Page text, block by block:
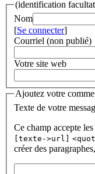
(identification
Nom
[Se connecter]
Courriel (non publié)
Votre site web
Ajoutez votre
Texte de votre
Ce champ accepte
[texte->url]
créer des